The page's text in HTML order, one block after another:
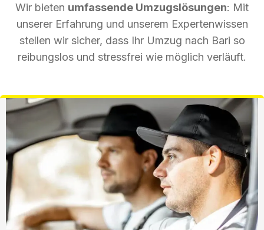
Wir bieten umfassende Umzugslösungen: Mit
unserer Erfahrung und unserem Expertenwissen
stellen wir sicher, dass Ihr Umzug nach Bari so
reibungslos und stressfrei wie möglich verläuft.